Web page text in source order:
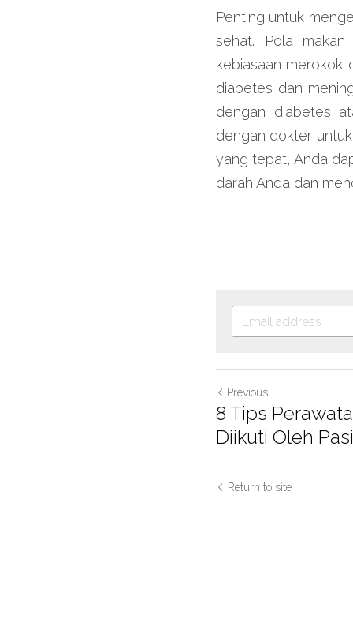
Penting untuk
sehat. Pola
kebiasaan merokok
diabetes dan
dengan diabetes
dengan dokter
yang tepat, Anda
darah Anda dan
Previous
8 Tips
Diikuti Oleh
Return to site